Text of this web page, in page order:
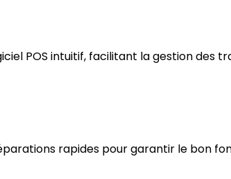
POS intuitif, facilitant la gestion des
rapides pour garantir le bon